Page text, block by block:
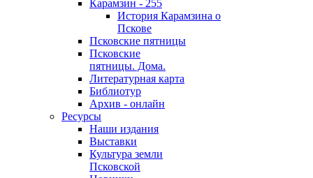
Карамзин - 255
История Карамзина о
Пскове
Псковские пятницы
Псковские
пятницы. Дома.
Литературная карта
Библиотур
Архив - онлайн
Ресурсы
Наши издания
Выставки
Культура земли
Псковской